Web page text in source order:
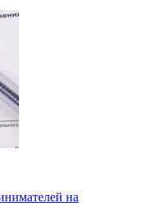
на